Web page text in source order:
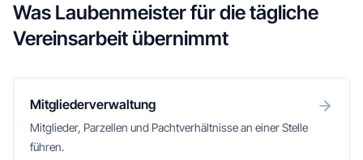
Was Laubenmeister für die tägliche
Vereinsarbeit übernimmt
Mitgliederverwaltung
Mitglieder, Parzellen und Pachtverhältnisse an einer Stelle
führen.